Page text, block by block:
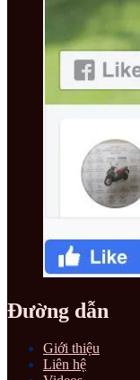
Đường dẫn
Giới thiệu
Liên hệ